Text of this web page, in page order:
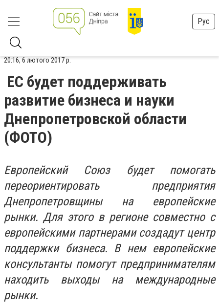
Рус
20:16, 6 лютого 2017 р.
ЕС будет поддерживать
развитие бизнеса и науки
Днепропетровской области
(ФОТО)
Европейский Союз будет помогать
переориентировать предприятия
Днепропетровщины на европейские
рынки. Для этого в регионе совместно с
европейскими партнерами создадут центр
поддержки бизнеса. В нем европейские
консультанты помогут предпринимателям
находить выходы на международные
рынки.